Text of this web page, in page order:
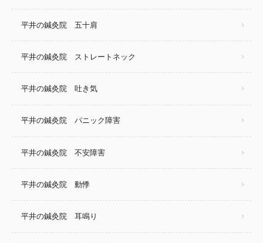
平井の鍼灸院 五十肩
平井の鍼灸院 ストレートネック
平井の鍼灸院 吐き気
平井の鍼灸院 パニック障害
平井の鍼灸院 不安障害
平井の鍼灸院 動悸
平井の鍼灸院 耳鳴り